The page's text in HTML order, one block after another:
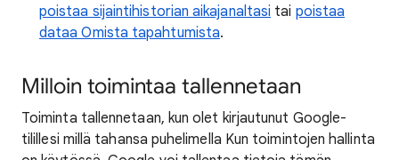
poistaa sijaintihistorian aikajanaltasi tai poistaa
dataa Omista tapahtumista.
Milloin toimintaa tallennetaan
Toiminta tallennetaan, kun olet kirjautunut Google-
tilillesi millä tahansa puhelimella Kun toimintojen hallinta